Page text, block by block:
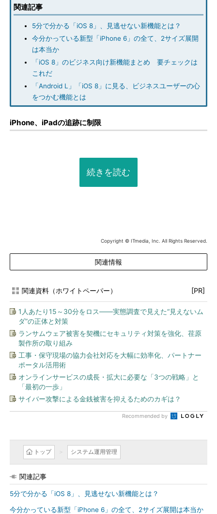
関連記事
5分で分かる「iOS 8」、見逃せない新機能とは？
今分かっている新型「iPhone 6」の全て、2サイズ展開
は本当か
「iOS 8」のビジネス向け新機能まとめ 要チェックは
これだ
「Android L」「iOS 8」に見る、ビジネスユーザーの心
をつかむ機能とは
iPhone、iPadの追跡に制限
続きを読む
Copyright © ITmedia, Inc. All Rights Reserved.
関連情報
関連資料（ホワイトペーパー） [PR]
1人あたり15～30分をロス――実態調査で見えた“見えないム
ダ”の正体と対策
ランサムウェア被害を契機にセキュリティ対策を強化、荏原
製作所の取り組み
工事・保守現場の協力会社対応を大幅に効率化、パートナー
ポータル活用術
オンラインサービスの成長・拡大に必要な「3つの戦略」と
「最初の一歩」
サイバー攻撃による金銭被害を抑えるためのカギは？
Recommended by
トップ システム運用管理
関連記事
5分で分かる「iOS 8」、見逃せない新機能とは？
今分かっている新型「iPhone 6」の全て、2サイズ展開は本当か